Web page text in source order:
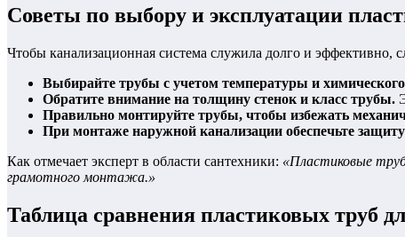
Советы по выбору и эксплуатации
Чтобы канализационная система служила долго и эффективно,
Выбирайте трубы с учетом температуры и
Обратите внимание на толщину стенок и класс трубы.
Правильно монтируйте трубы, чтобы избежать
При монтаже наружной канализации обеспечьте
Как отмечает эксперт в области сантехники: «Пластиковые
грамотного монтажа.»
Таблица сравнения пластиковых труб